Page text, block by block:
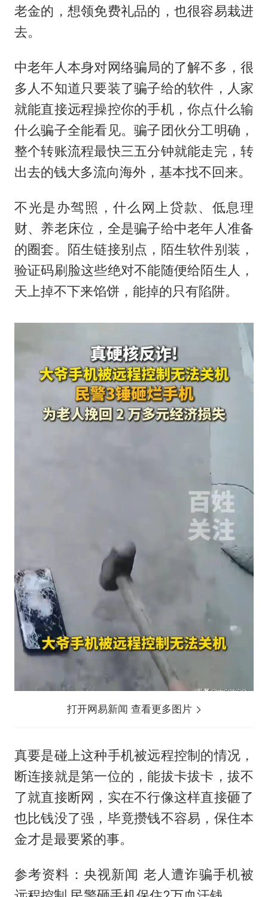
老金的，想领免费礼品的，也很容易栽进
去。
中老年人本身对网络骗局的了解不多，很
多人不知道只要装了骗子给的软件，人家
就能直接远程操控你的手机，你点什么输
什么骗子全能看见。骗子团伙分工明确，
整个转账流程最快三五分钟就能走完，转
出去的钱大多流向海外，基本找不回来。
不光是办驾照，什么网上贷款、低息理
财、养老床位，全是骗子给中老年人准备
的圈套。陌生链接别点，陌生软件别装，
验证码刷脸这些绝对不能随便给陌生人，
天上掉不下来馅饼，能掉的只有陷阱。
打开网易新闻 查看更多图片
真要是碰上这种手机被远程控制的情况，
断连接就是第一位的，能拔卡拔卡，拔不
了就直接断网，实在不行像这样直接砸了
也比钱没了强，毕竟攒钱不容易，保住本
金才是最要紧的事。
参考资料：央视新闻 老人遭诈骗手机被